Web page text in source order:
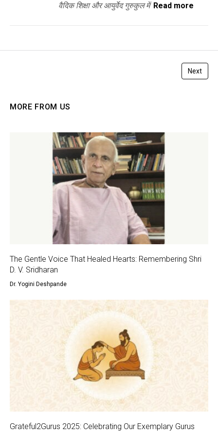
वैदिक शिक्षा और आयुर्वेद गुरुकुल में Read more
Next
MORE FROM US
The Gentle Voice That Healed Hearts: Remembering Shri
D. V. Sridharan
Dr. Yogini Deshpande
Grateful2Gurus 2025: Celebrating Our Exemplary Gurus